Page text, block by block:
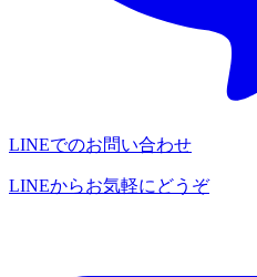
LINEでのお問い合わせ
LINEからお気軽にどうぞ